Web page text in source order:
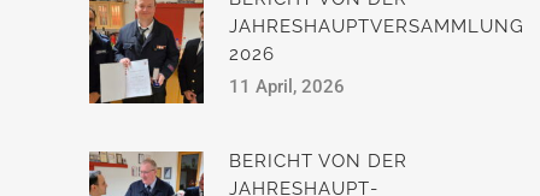
JAHRESHAUPTVERSAMMLUNG
2026
11 April, 2026
BERICHT VON DER
JAHRESHAUPT­